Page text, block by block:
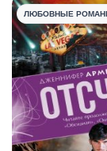
ЛЮБОВНЫЕ